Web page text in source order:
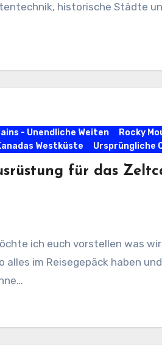
historische Städte
- Unendliche Weiten Rocky
Westküste
Ursprüngliche
für das
ich euch vorstellen was
alles im Reisegepäck haben